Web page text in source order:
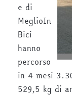
e di
MeglioIn
Bici
hanno
percorso
in 4 mesi
529,5 kg di